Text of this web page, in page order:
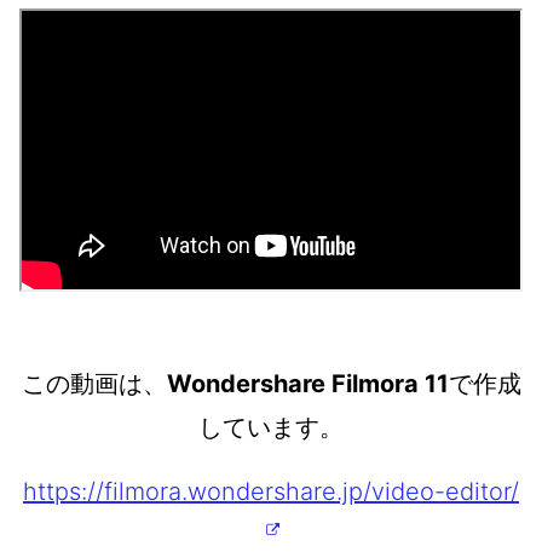
この動画は、 Wondershare Filmora 11で作成
しています。
https://filmora.wondershare.jp/video-editor/